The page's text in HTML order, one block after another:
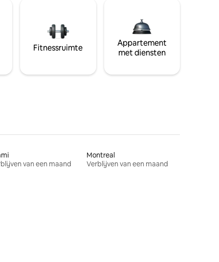
Fitnessruimte
Appartement
met diensten
van een maand
Montreal
Verblijven van een maand